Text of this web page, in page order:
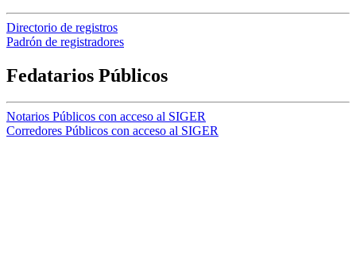
Directorio de registros
Padrón de registradores
Fedatarios Públicos
Notarios Públicos con acceso al SIGER
Corredores Públicos con acceso al SIGER